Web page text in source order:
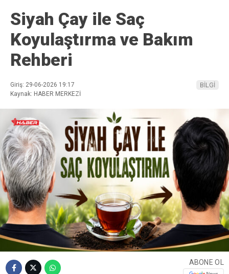
Siyah Çay ile Saç
Koyulaştırma ve Bakım
Rehberi
Giriş: 29-06-2026 19:17
Kaynak: HABER MERKEZİ
BİLGİ
ABONE OL